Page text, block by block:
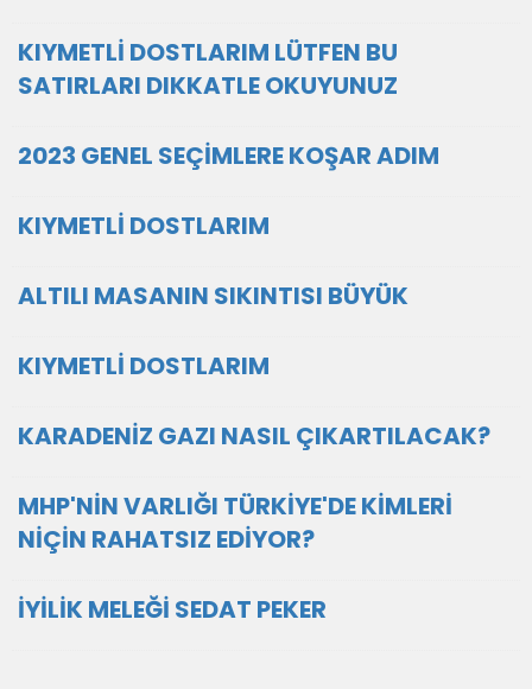
KIYMETLİ DOSTLARIM LÜTFEN BU
SATIRLARI DIKKATLE OKUYUNUZ
2023 GENEL SEÇİMLERE KOŞAR ADIM
KIYMETLİ DOSTLARIM
ALTILI MASANIN SIKINTISI BÜYÜK
KIYMETLİ DOSTLARIM
KARADENİZ GAZI NASIL ÇIKARTILACAK?
MHP'NİN VARLIĞI TÜRKİYE'DE KİMLERİ
NİÇİN RAHATSIZ EDİYOR?
İYİLİK MELEĞİ SEDAT PEKER